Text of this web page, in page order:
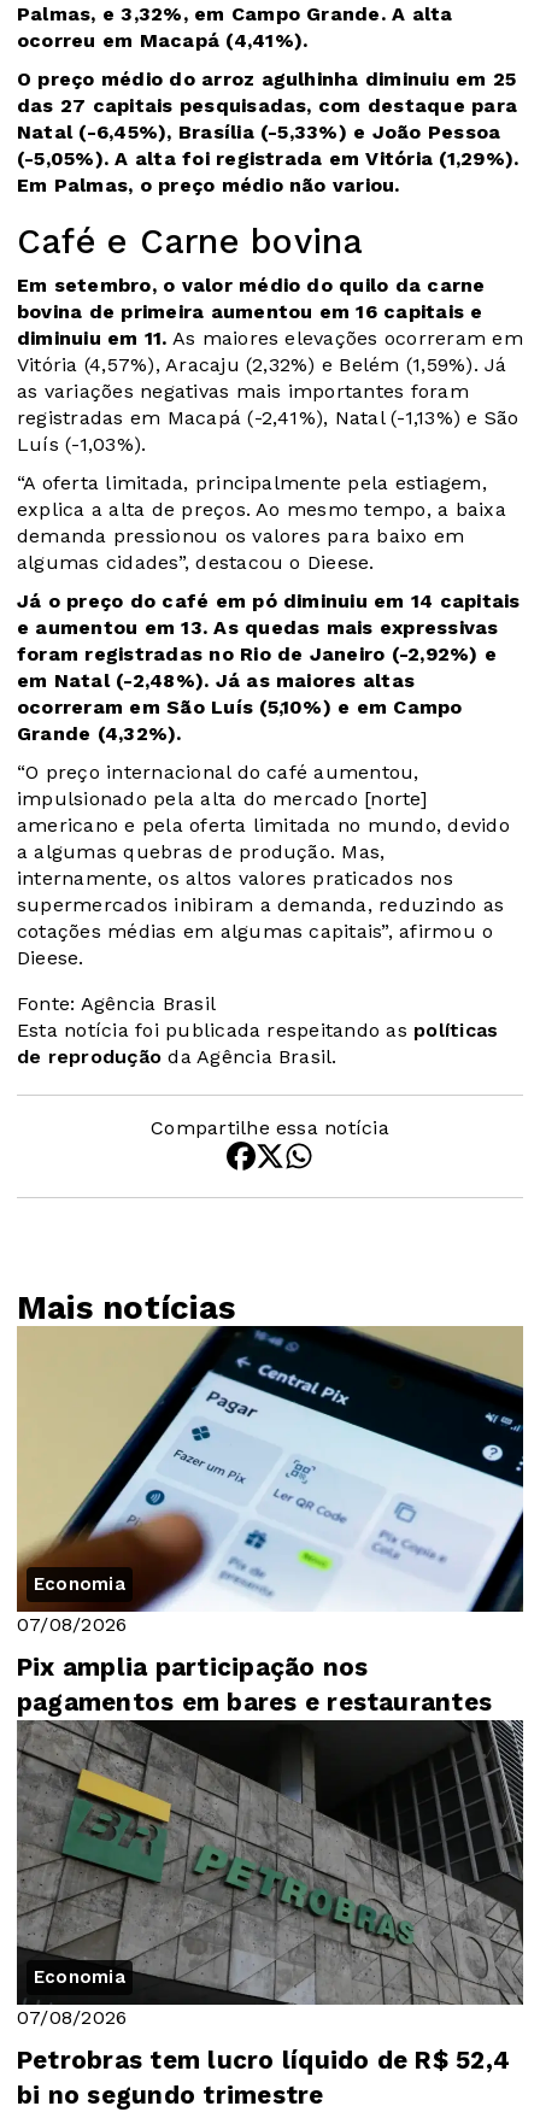
Palmas, e 3,32%, em Campo Grande. A alta
ocorreu em Macapá (4,41%).
O preço médio do arroz agulhinha diminuiu em 25
das 27 capitais pesquisadas, com destaque para
Natal (-6,45%), Brasília (-5,33%) e João Pessoa
(-5,05%). A alta foi registrada em Vitória (1,29%).
Em Palmas, o preço médio não variou.
Café e Carne bovina
Em setembro, o valor médio do quilo da carne
bovina de primeira aumentou em 16 capitais e
diminuiu em 11. As maiores elevações ocorreram em
Vitória (4,57%), Aracaju (2,32%) e Belém (1,59%). Já
as variações negativas mais importantes foram
registradas em Macapá (-2,41%), Natal (-1,13%) e São
Luís (-1,03%).
“A oferta limitada, principalmente pela estiagem,
explica a alta de preços. Ao mesmo tempo, a baixa
demanda pressionou os valores para baixo em
algumas cidades”, destacou o Dieese.
Já o preço do café em pó diminuiu em 14 capitais
e aumentou em 13. As quedas mais expressivas
foram registradas no Rio de Janeiro (-2,92%) e
em Natal (-2,48%). Já as maiores altas
ocorreram em São Luís (5,10%) e em Campo
Grande (4,32%).
“O preço internacional do café aumentou,
impulsionado pela alta do mercado [norte]
americano e pela oferta limitada no mundo, devido
a algumas quebras de produção. Mas,
internamente, os altos valores praticados nos
supermercados inibiram a demanda, reduzindo as
cotações médias em algumas capitais”, afirmou o
Dieese.
Fonte: Agência Brasil
Esta notícia foi publicada respeitando as políticas
de reprodução da Agência Brasil.
Compartilhe essa notícia
Mais notícias
Economia
07/08/2026
Pix amplia participação nos
pagamentos em bares e restaurantes
Economia
07/08/2026
Petrobras tem lucro líquido de R$ 52,4
bi no segundo trimestre